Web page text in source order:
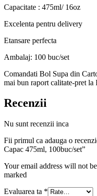
Capacitate : 475ml/ 16oz
Excelenta pentru delivery
Etansare perfecta
Ambalaj: 100 buc/set
Comandati Bol Supa din
mai bun raport calitate-pret la
Recenzii
Nu sunt recenzii inca
Fii primul ca adauga o
Capac 475ml, 100buc/set”
Your email address will not
marked
Evaluarea ta *